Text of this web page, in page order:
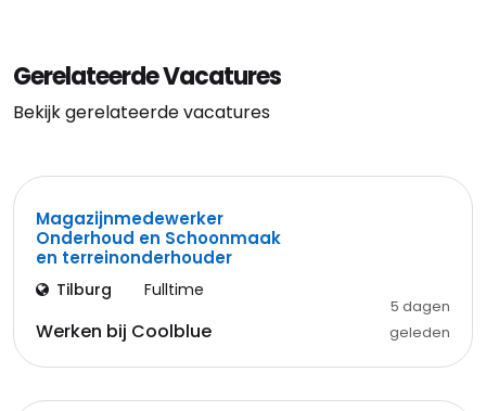
Gerelateerde Vacatures
Bekijk gerelateerde vacatures
Magazijnmedewerker
Onderhoud en Schoonmaak
en terreinonderhouder
Tilburg Fulltime
Werken bij Coolblue
5 dagen
geleden